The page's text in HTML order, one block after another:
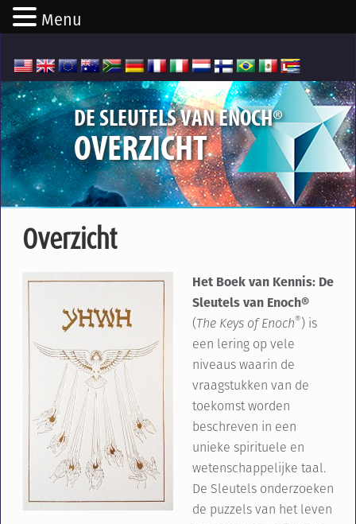
DE SLEUTELS VAN ENOCH®
OVERZICHT
Overzicht
Het Boek van Kennis: De
Sleutels van Enoch®
(The Keys of Enoch®) is
een lering op vele
niveaus waarin de
vraagstukken van de
toekomst worden
beschreven in een
unieke spirituele en
wetenschappelijke taal.
De Sleutels onderzoeken
de puzzels van het leven
Menu